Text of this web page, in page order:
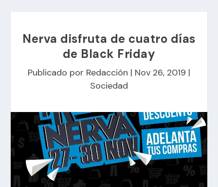
Nerva disfruta de cuatro días
de Black Friday
Publicado por Redacción | Nov 26, 2019 |
Sociedad